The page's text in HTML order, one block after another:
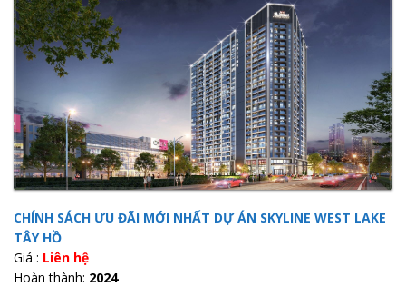
CHÍNH SÁCH ƯU ĐÃI MỚI NHẤT DỰ ÁN SKYLINE WEST LAKE
TÂY HỒ
Giá : Liên hệ
Hoàn thành: 2024